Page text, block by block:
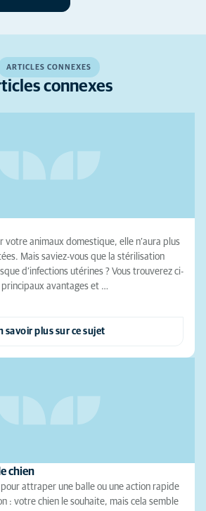
ARTICLES CONNEXES
connexes
votre animaux domestique, elle n’aura plus
Mais saviez-vous que la stérilisation
d’infections utérines ? Vous trouverez ci-
principaux avantages et …
savoir plus sur ce sujet
chien
attraper une balle ou une action rapide
: votre chien le souhaite, mais cela semble